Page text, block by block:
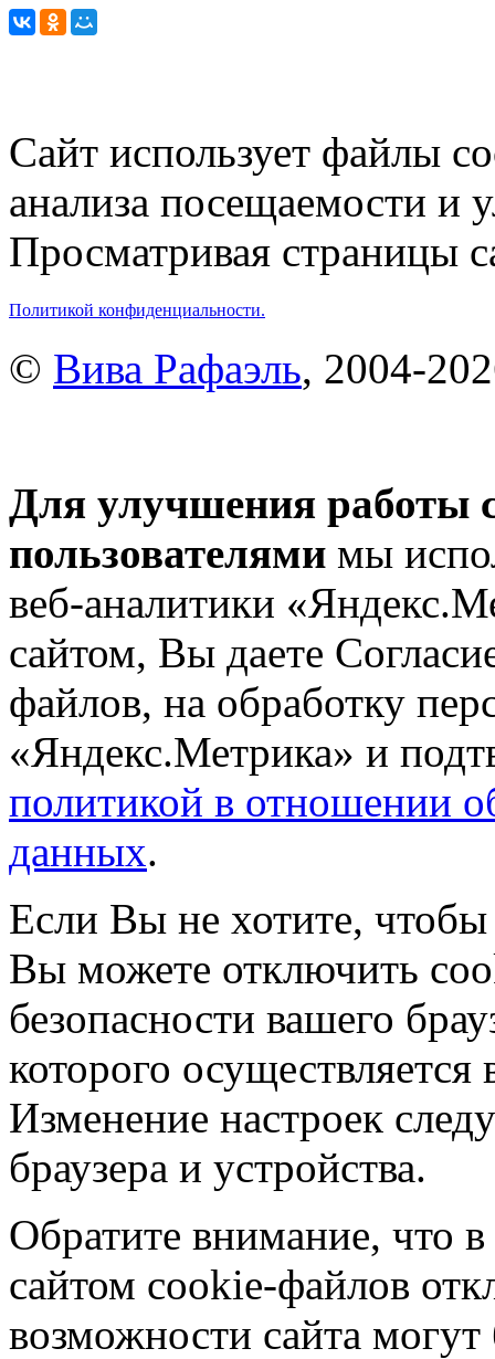
Сайт использует файлы
анализа посещаемости и
Просматривая страницы
Политикой конфиденциальности.
© Вива Рафаэль, 2004-
Для улучшения работы
пользователями мы
веб-аналитики
сайтом, Вы даете
файлов, на обработку
«Яндекс.Метрика» и
политикой в отношении
данных.
Если Вы не хотите,
Вы можете отключить
безопасности вашего
которого
Изменение настроек
браузера и устройства.
Обратите внимание, что в
сайтом cookie-файлов
возможности сайта